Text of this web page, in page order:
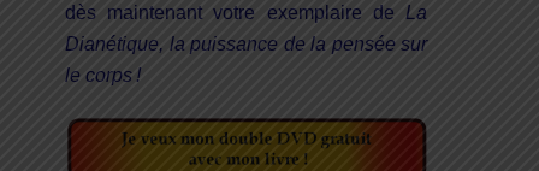
dès maintenant votre exemplaire de La
Dianétique, la puissance de la pensée sur
le corps !